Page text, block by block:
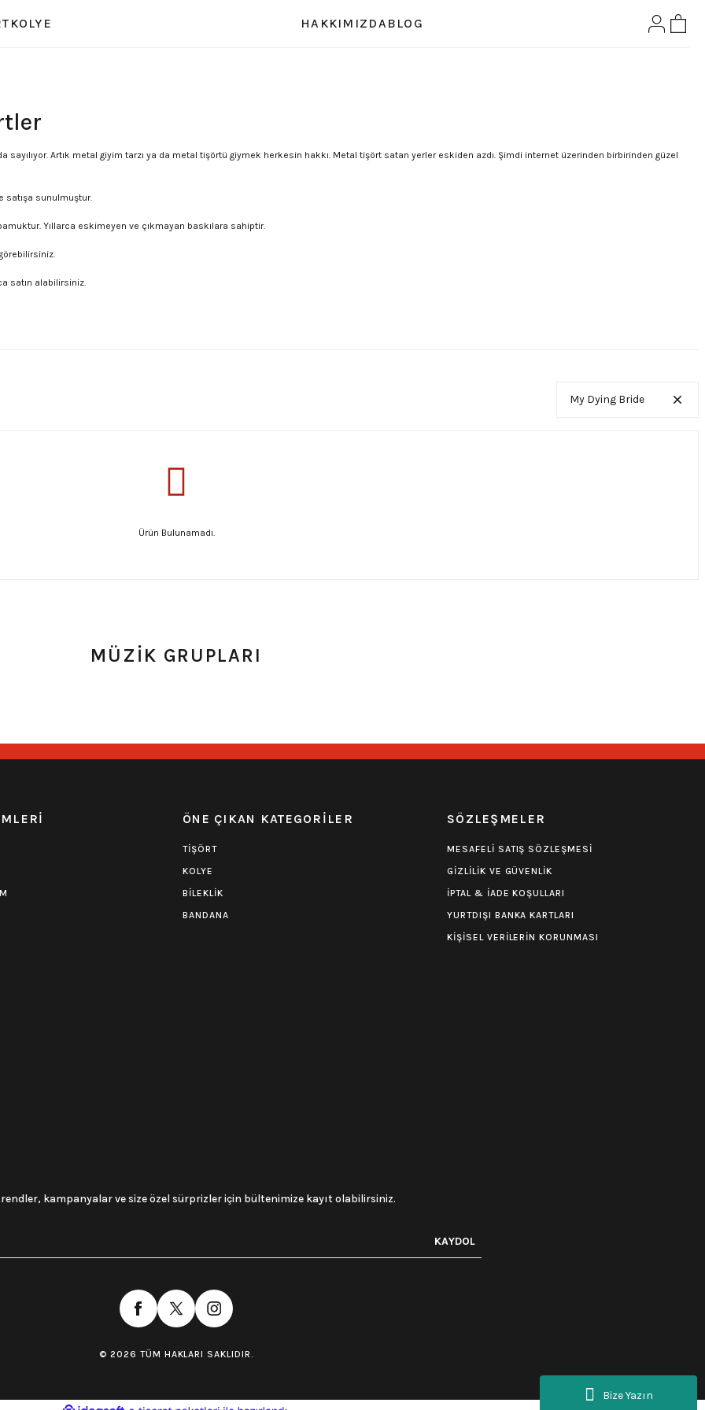
Bize Yazın
KOLYE HAKKIMIZDA BLOG
Artık metal giyim tarzı ya da metal tişörtü giymek herkesin hakkı. Metal tişört satan yerler eskiden azdı. Şimdi internet üzerinden birbirinden güzel
satışa sunulmuştur.
Yıllarca eskimeyen ve çıkmayan baskılara sahiptir.
satın alabilirsiniz.
My Dying Bride
Ürün Bulunamadı.
MÜZİK GRUPLARI
ÖNE ÇIKAN KATEGORİLER
TİŞÖRT
KOLYE
BİLEKLİK
BANDANA
SÖZLEŞMELER
MESAFELİ SATIŞ SÖZLEŞMESİ
GİZLİLİK VE GÜVENLİK
İPTAL & İADE KOŞULLARI
YURTDIŞI BANKA KARTLARI
KİŞİSEL VERİLERİN KORUNMASI
kampanyalar ve size özel sürprizler için bültenimize kayıt olabilirsiniz.
KAYDOL
© 2026 TÜM HAKLARI SAKLIDIR.